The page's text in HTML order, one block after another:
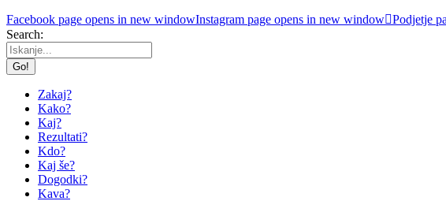
Facebook page opens in new windowInstagram page opens in new window Podjetje
Search:
Zakaj?
Kako?
Kaj?
Rezultati?
Kdo?
Kaj še?
Dogodki?
Kava?